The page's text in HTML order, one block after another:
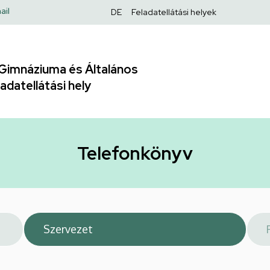
Felső
DE Feladatellátási helyek
és Általános
hely
Telefonkönyv